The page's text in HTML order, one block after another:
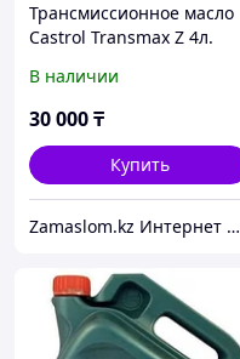
Трансмиссионное масло
Castrol Transmax Z 4л.
В наличии
30 000₸
Купить
Zamaslom.kz Интернет магазин.